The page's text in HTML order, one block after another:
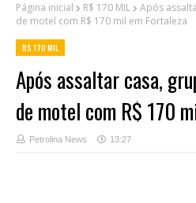
Página inicial R$ 170 MIL
Após
de motel com R$ 170 mil em Fortaleza
R$ 170 MIL
Após assaltar casa,
de motel com R$ 170
Petrolina News 13:27